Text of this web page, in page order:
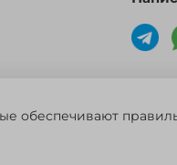
Св. о рег. тов. зн. №
обеспечивают